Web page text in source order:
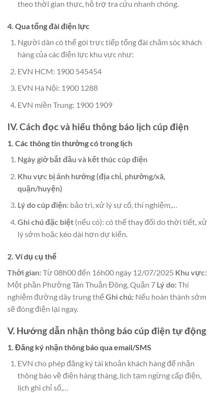
theo thời gian thực, hỗ trợ tra cứu nhanh chóng.
4. Qua tổng đài điện lực
Người dân có thể gọi trực tiếp tổng đài chăm sóc khách
hàng của các điện lực khu vực như:
EVN HCM: 1900 545454
EVN Hà Nội: 1900 1288
EVN miền Trung: 1900 1909
IV. Cách đọc và hiểu thông báo lịch cúp điện
1. Các thông tin thường có trong lịch
Ngày giờ bắt đầu và kết thúc cúp điện
Khu vực bị ảnh hưởng (địa chỉ, phường/xã,
quận/huyện)
Lý do cúp điện: bảo trì, xử lý sự cố, thí nghiệm,…
Ghi chú đặc biệt(nếu có): có thể thay đổi do thời tiết, xử
lý sớm hoặc kéo dài hơn dự kiến.
2. Ví dụ cụ thể
Thời gian:Từ 08h00 đến 16h00 ngày 12/07/2025 Khu vực:
Một phần Phường Tân Thuận Đông, Quận 7 Lý do:Thí
nghiệm đường dây trung thếGhi chú: Nếu hoàn thành sớm
sẽ đóng điện lại ngay.
V. Hướng dẫn nhận thông báo cúp điện tự động
1. Đăng ký nhận thông báo qua email/SMS
EVN cho phép đăng ký tài khoản khách hàng để nhận
thông báo về điện hàng tháng, lịch tạm ngừng cấp điện,
lịch ghi chỉ số,…